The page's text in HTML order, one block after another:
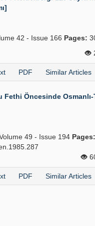
42 - Issue 166 Pages:
PDF Similar Articles
Fethi Öncesinde
49 - Issue 194 Pages:
PDF Similar Articles